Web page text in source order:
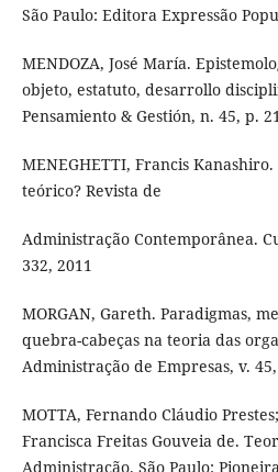
São Paulo: Editora Expressão
MENDOZA, José María.
objeto, estatuto, desarrollo
Pensamiento & Gestión, n. 45, p.
MENEGHETTI, Francis
teórico? Revista de
Administração Contemporânea.
332, 2011
MORGAN, Gareth. Paradigmas,
quebra-cabeças na teoria das
Administração de Empresas, v.
MOTTA, Fernando Cláudio
Francisca Freitas Gouveia de.
Administração. São Paulo: